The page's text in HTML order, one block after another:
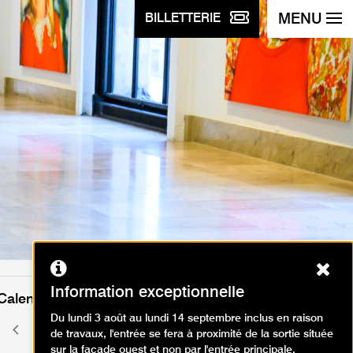
BILLETTERIE MENU
des événements
août 2026
Mois
précédent
Mois
suivant
Information exceptionnelle
Du lundi 3 août au lundi 14 septembre inclus en raison
de travaux, l'entrée se fera à proximité de la sortie située
sur la façade ouest et non par l'entrée principale.